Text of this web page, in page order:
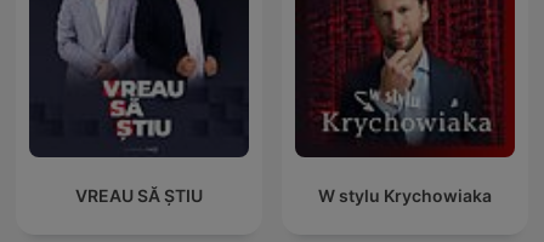
VREAU SĂ ȘTIU W stylu Krychowiaka